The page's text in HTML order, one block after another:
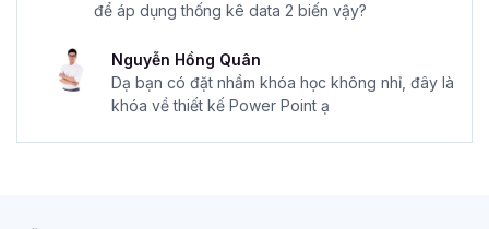
để áp dụng thống kê data 2 biến vậy?
Nguyễn Hồng Quân
Dạ bạn có đặt nhầm khóa học không nhỉ, đây là
khóa về thiết kế Power Point ạ